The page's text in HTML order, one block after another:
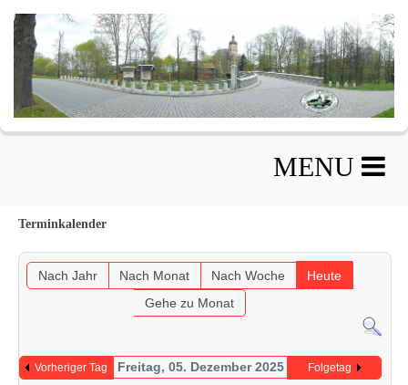
MENU
Terminkalender
Nach Jahr Nach Monat Nach Woche
Heute
Gehe zu Monat
Vorheriger Tag Freitag, 05. Dezember 2025 Folgetag